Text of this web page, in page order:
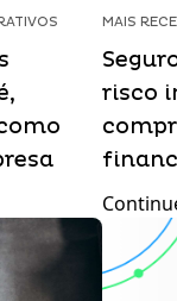
MAIS
risco